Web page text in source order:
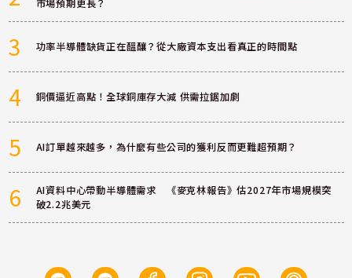
市場預期更長？
3 功率半導體缺貨正在醞釀？從大廠資本支出看真正的時間點
4 銅價逼近高點！全球銅庫存大減 供需拉鋸加劇
5 AI訂單越來越多，為什麼有些公司的獲利反而更難超預期？
6
AI資料中心帶動半導體需求 《麥克林報告》估2027年市場規模突
破2.2兆美元